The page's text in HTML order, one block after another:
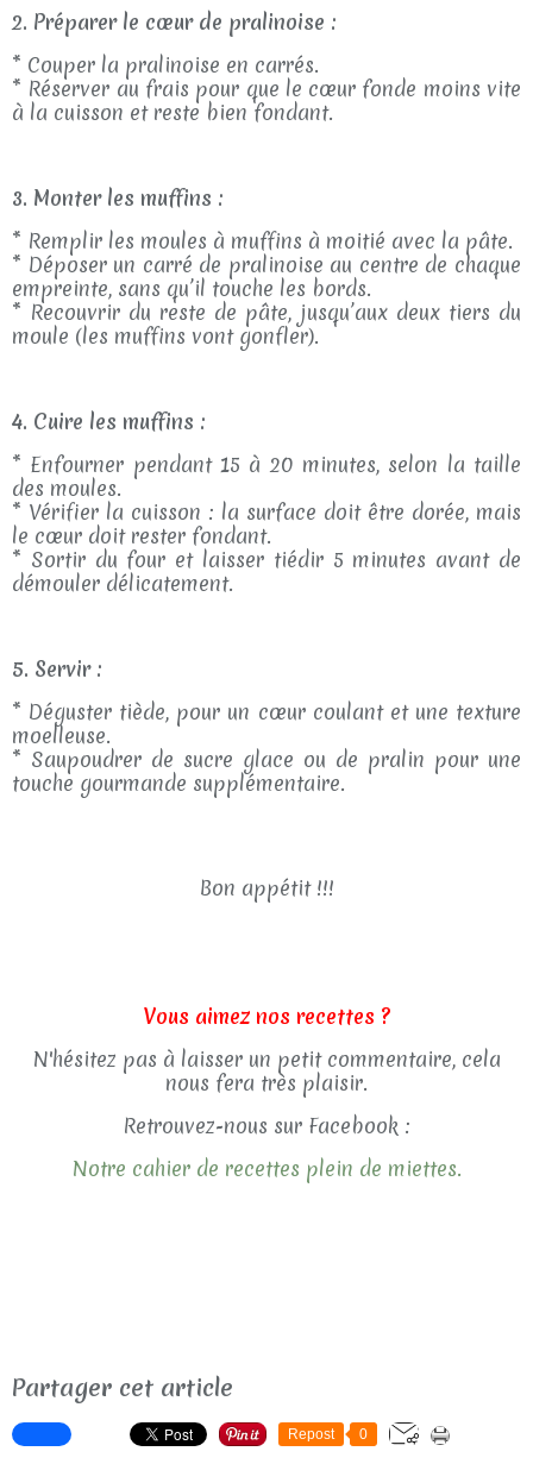
2. Préparer le cœur de pralinoise :
* Couper la pralinoise en carrés.
* Réserver au frais pour que le cœur fonde moins vite
à la cuisson et reste bien fondant.
3. Monter les muffins :
* Remplir les moules à muffins à moitié avec la pâte.
* Déposer un carré de pralinoise au centre de chaque
empreinte, sans qu’il touche les bords.
* Recouvrir du reste de pâte, jusqu’aux deux tiers du
moule (les muffins vont gonfler).
4. Cuire les muffins :
* Enfourner pendant 15 à 20 minutes, selon la taille
des moules.
* Vérifier la cuisson : la surface doit être dorée, mais
le cœur doit rester fondant.
* Sortir du four et laisser tiédir 5 minutes avant de
démouler délicatement.
5. Servir :
* Déguster tiède, pour un cœur coulant et une texture
moelleuse.
* Saupoudrer de sucre glace ou de pralin pour une
touche gourmande supplémentaire.
Bon appétit !!!
Vous aimez nos recettes ?
N'hésitez pas à laisser un petit commentaire, cela
nous fera très plaisir.
Retrouvez-nous sur Facebook :
Notre cahier de recettes plein de miettes.
Partager cet article
Repost 0